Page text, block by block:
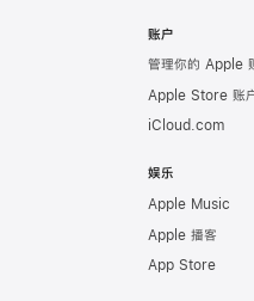
账户
管理你的 Apple
Apple Store 账
iCloud.com
娱乐
Apple Music
Apple 播客
App Store